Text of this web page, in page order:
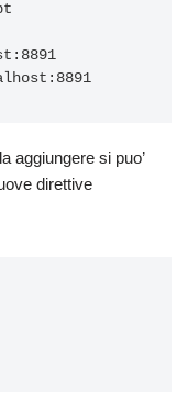
aggiungere si puo’
direttive